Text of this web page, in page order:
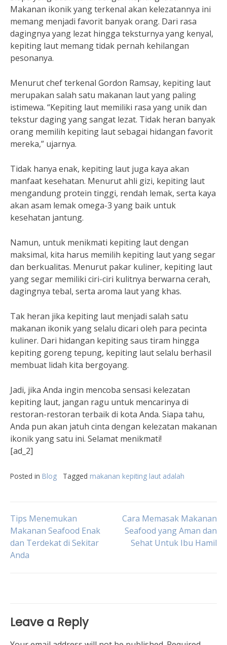
Makanan ikonik yang terkenal akan kelezatannya ini
memang menjadi favorit banyak orang. Dari rasa
dagingnya yang lezat hingga teksturnya yang kenyal,
kepiting laut memang tidak pernah kehilangan
pesonanya.
Menurut chef terkenal Gordon Ramsay, kepiting laut
merupakan salah satu makanan laut yang paling
istimewa. “Kepiting laut memiliki rasa yang unik dan
tekstur daging yang sangat lezat. Tidak heran banyak
orang memilih kepiting laut sebagai hidangan favorit
mereka,” ujarnya.
Tidak hanya enak, kepiting laut juga kaya akan
manfaat kesehatan. Menurut ahli gizi, kepiting laut
mengandung protein tinggi, rendah lemak, serta kaya
akan asam lemak omega-3 yang baik untuk
kesehatan jantung.
Namun, untuk menikmati kepiting laut dengan
maksimal, kita harus memilih kepiting laut yang segar
dan berkualitas. Menurut pakar kuliner, kepiting laut
yang segar memiliki ciri-ciri kulitnya berwarna cerah,
dagingnya tebal, serta aroma laut yang khas.
Tak heran jika kepiting laut menjadi salah satu
makanan ikonik yang selalu dicari oleh para pecinta
kuliner. Dari hidangan kepiting saus tiram hingga
kepiting goreng tepung, kepiting laut selalu berhasil
membuat lidah kita bergoyang.
Jadi, jika Anda ingin mencoba sensasi kelezatan
kepiting laut, jangan ragu untuk mencarinya di
restoran-restoran terbaik di kota Anda. Siapa tahu,
Anda pun akan jatuh cinta dengan kelezatan makanan
ikonik yang satu ini. Selamat menikmati!
[ad_2]
Posted in Blog Tagged makanan kepiting laut adalah
Post
navigation
Tips Menemukan
Makanan Seafood Enak
dan Terdekat di Sekitar
Anda
Cara Memasak Makanan
Seafood yang Aman dan
Sehat Untuk Ibu Hamil
Leave a Reply